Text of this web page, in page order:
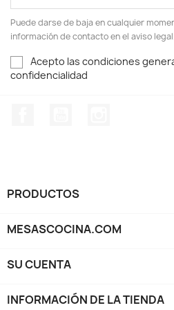
Puede darse de baja en cualquier
información de contacto en el aviso legal.
Acepto las condiciones
confidencialidad
PRODUCTOS
MESASCOCINA.COM
SU CUENTA
INFORMACIÓN DE LA TIENDA